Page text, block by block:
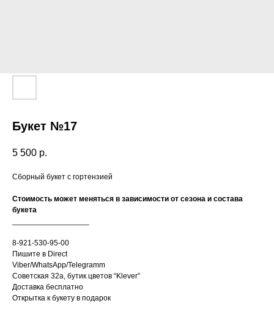
Букет №17
5 500 р.
Сборный букет с гортензией
Стоимость может меняться в зависимости от сезона и состава
букета
8-921-530-95-00
Пишите в Direct
Viber/WhatsApp/Telegramm
Советская 32а, бутик цветов “Klever”
Доставка бесплатно
Открытка к букету в подарок